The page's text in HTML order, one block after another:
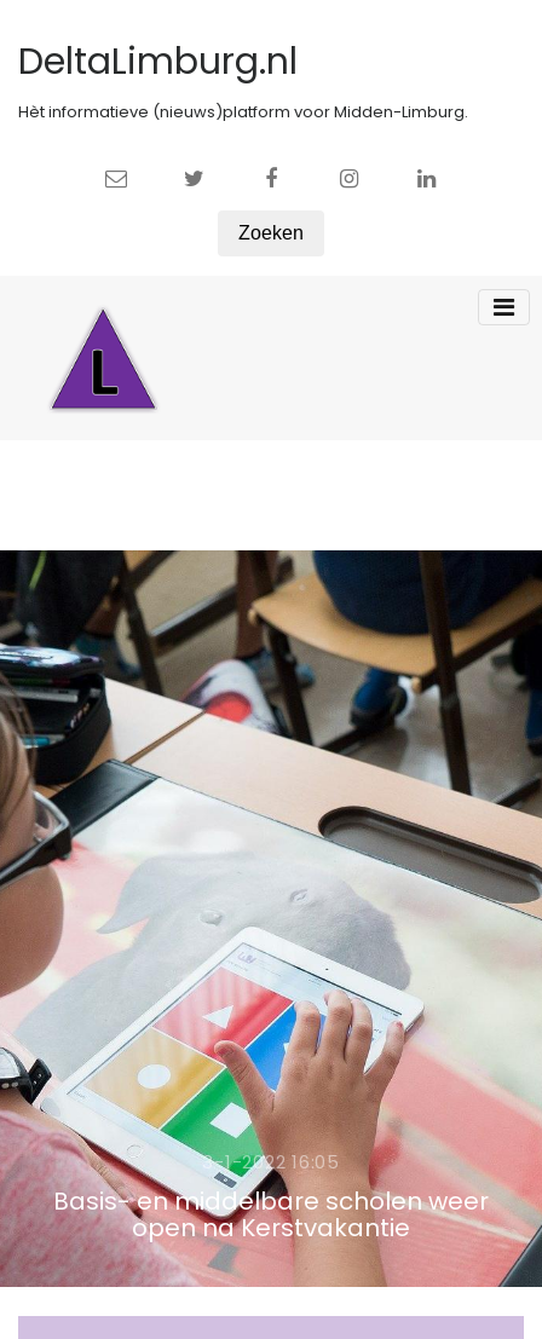
DeltaLimburg.nl
Hèt informatieve (nieuws)platform voor Midden-Limburg.
Zoeken
3-1-2022 16:05
Basis- en middelbare scholen weer
open na Kerstvakantie